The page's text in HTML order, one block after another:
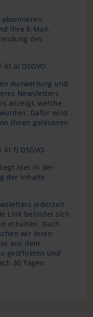
Ihre E-Mail-
des
a) DSGVO
Auswertung und
Newsletters
anzeigt, welche
Dafür wird
Ihnen gelesenen
f) DSGVO
hier in der
der Inhalte
jederzeit
Link befindet sich
erhalten. Nach
wir Ihren
aus dem
geöffneten und
30 Tagen